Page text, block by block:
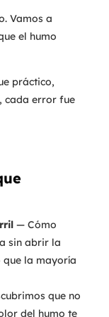
Vamos a
el humo
práctico,
cada error fue
— Cómo
sin abrir la
la mayoría
que no
del humo te